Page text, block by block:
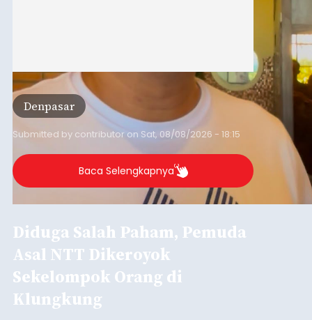
Denpasar
Submitted by contributor on Sat, 08/08/2026 - 18:15
Baca Selengkapnya
Diduga Salah Paham, Pemuda
Asal NTT Dikeroyok
Sekelompok Orang di
Klungkung